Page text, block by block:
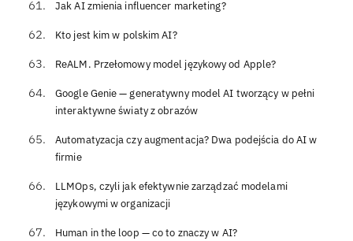
Jak AI zmienia influencer marketing?
Kto jest kim w polskim AI?
ReALM. Przełomowy model językowy od Apple?
Google Genie — generatywny model AI tworzący w pełni
interaktywne światy z obrazów
Automatyzacja czy augmentacja? Dwa podejścia do AI w
firmie
LLMOps, czyli jak efektywnie zarządzać modelami
językowymi w organizacji
Human in the loop — co to znaczy w AI?